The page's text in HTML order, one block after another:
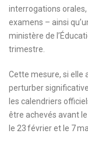
interrogations
examens – ainsi
ministère de
trimestre.
Cette mesure, si elle
perturber
les calendriers
être achevés avant
le 23 février et le 7